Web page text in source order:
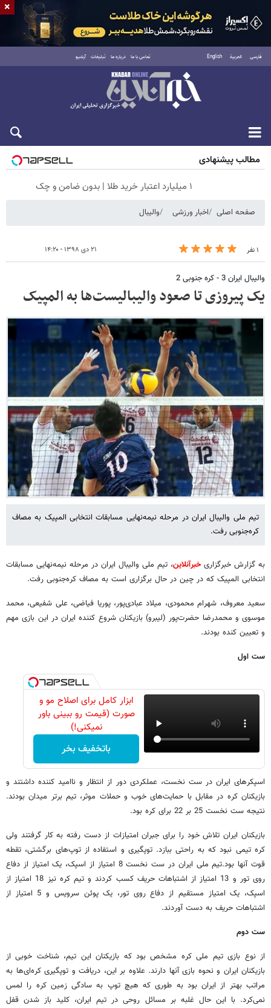
فارسی العربية English تماس با ما درباره ما تبلیغات آرشیو
شنبه ۱۷ مرداد ۱۴۰۵
مطالب پیشنهادی
۱ میلیارد اعتبار خرید طلا | بدون ضامن و چک
صفحه اصلی اخبار ورزشی والیبال
۱ نفر ۲۱ دی ۱۳۹۸ - ۱۴:۲۰
والیبال ایران 3 - کره جنوبی 2
یک پیروزی تا صعود والیبالیست‌ها به المپیک
تیم ملی والیبال ایران در مرحله نیمه‌نهایی مسابقات انتخابی المپیک به مصاف
کره‌جنوبی رفت.
به گزارش خبرگزاریخبرآنلاین، تیم ملی والیبال ایران در مرحله نیمه‌نهایی مسابقات
انتخابی المپیک که در چین در حال برگزاری است به مصاف کره‌جنوبی رفت.
سعید معروف، شهرام محمودی، میلاد عبادی‌پور، پوریا فیاضی، علی شفیعی، محمد
موسوی و محمدرضا حضرت‌پور (لیبرو) بازیکنان شروع کننده ایران در این بازی مهم
و تعیین کنده بودند.
ست اول
ابزار کامل برای اصلاح مو و
صورت (قیمت رو ببینی باور
نمیکنی!)
باتخفیف بخر
اسپکرهای ایران در ست نخست، عملکردی دور از انتظار و ناامید کننده داشتند و
بازیکنان کره در مقابل با حمایت‌های خوب و حملات موثر، تیم برتر میدان بودند.
نتیجه ست نخست 25 بر 22 برای کره بود.
بازیکنان ایران تلاش خود را برای جبران امتیازات از دست رفته به کار گرفتند ولی
کره تیمی نبود که به راحتی ببازد. توپگیری و استفاده از توپ‌های برگشتی، تقطه
قوت آنها بود.تیم ملی ایران در ست نخست 8 امتیاز از اسپک، یک امتیاز از دفاع
روی تور و 13 امتیاز از اشتباهات حریف کسب کردند و تیم کره نیز 18 امتیاز از
اسپک، یک امتیاز مستقیم از دفاع روی تور، یک پوئن سرویس و 5 امتیاز از
اشتباهات حریف به دست آوردند.
ست دوم
از نوع بازی تیم ملی کره مشخص بود که بازیکنان این تیم، شناخت خوبی از
بازیکنان ایران و نحوه بازی آنها دارند. علاوه بر این، دریافت و توپگیری کره‌ای‌ها به
مراتب بهتر از ایران بود به طوری که هیچ توپ به سادگی زمین کره را لمس
نمی‌کرد. با این حال غلبه بر مسائل روحی در تیم ایران، کلید باز شدن قفل
×